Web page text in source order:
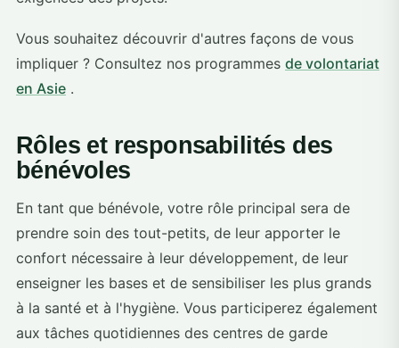
Vous souhaitez découvrir d'autres façons de vous
impliquer ? Consultez nos programmes de volontariat
en Asie .
Rôles et responsabilités des
bénévoles
En tant que bénévole, votre rôle principal sera de
prendre soin des tout-petits, de leur apporter le
confort nécessaire à leur développement, de leur
enseigner les bases et de sensibiliser les plus grands
à la santé et à l'hygiène. Vous participerez également
aux tâches quotidiennes des centres de garde